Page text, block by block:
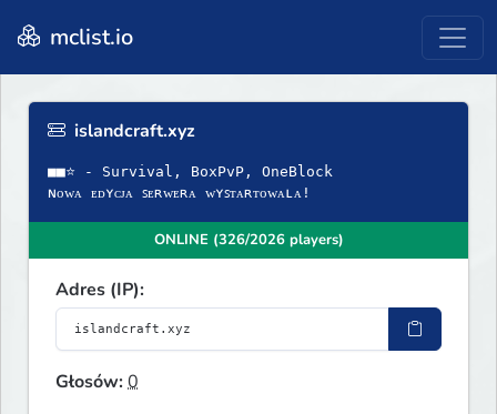
mclist.io
islandcraft.xyz
■■⭐ - Survival, BoxPvP, OneBlock
ɴᴏᴡᴀ ᴇᴅʏᴄᴊᴀ ꜱᴇʀᴡᴇʀᴀ ᴡʏꜱᴛᴀʀᴛᴏᴡᴀʟᴀ!
ONLINE (326/2026 players)
Adres (IP):
Głosów:0